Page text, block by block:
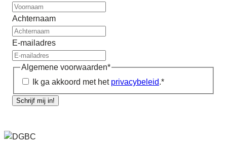
Achternaam
E-mailadres
Algemene voorwaarden*
Ik ga akkoord met het privacybeleid.*
Schrijf mij in!